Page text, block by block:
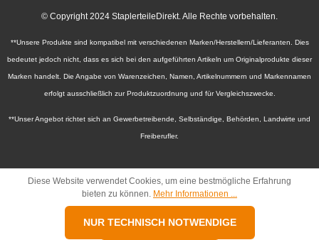
© Copyright 2024 StaplerteileDirekt. Alle Rechte vorbehalten.
**Unsere Produkte sind kompatibel mit verschiedenen Marken/Herstellern/Lieferanten. Dies
bedeutet jedoch nicht, dass es sich bei den aufgeführten Artikeln um Originalprodukte dieser
Marken handelt. Die Angabe von Warenzeichen, Namen, Artikelnummern und Markennamen
erfolgt ausschließlich zur Produktzuordnung und für Vergleichszwecke.
**Unser Angebot richtet sich an Gewerbetreibende, Selbständige, Behörden, Landwirte und
Freiberufler.
Diese Website verwendet Cookies, um eine bestmögliche Erfahrung
bieten zu können. Mehr Informationen ...
NUR TECHNISCH NOTWENDIGE